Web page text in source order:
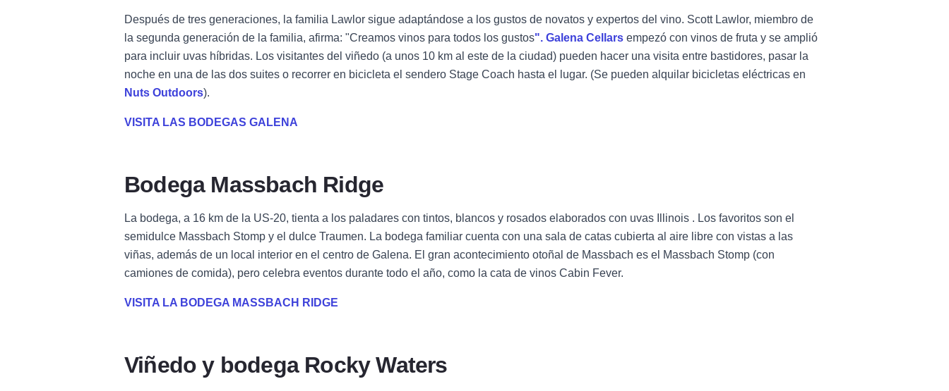
Después de tres generaciones, la familia Lawlor sigue adaptándose a los gustos de novatos y expertos del vino. Scott Lawlor, miembro de
la segunda generación de la familia, afirma: "Creamos vinos para todos los gustos". Galena Cellars empezó con vinos de fruta y se amplió
para incluir uvas híbridas. Los visitantes del viñedo (a unos 10 km al este de la ciudad) pueden hacer una visita entre bastidores, pasar la
noche en una de las dos suites o recorrer en bicicleta el sendero Stage Coach hasta el lugar. (Se pueden alquilar bicicletas eléctricas en
Nuts Outdoors).
VISITA LAS BODEGAS GALENA
Bodega Massbach Ridge
La bodega, a 16 km de la US-20, tienta a los paladares con tintos, blancos y rosados elaborados con uvas Illinois . Los favoritos son el
semidulce Massbach Stomp y el dulce Traumen. La bodega familiar cuenta con una sala de catas cubierta al aire libre con vistas a las
viñas, además de un local interior en el centro de Galena. El gran acontecimiento otoñal de Massbach es el Massbach Stomp (con
camiones de comida), pero celebra eventos durante todo el año, como la cata de vinos Cabin Fever.
VISITA LA BODEGA MASSBACH RIDGE
Viñedo y bodega Rocky Waters